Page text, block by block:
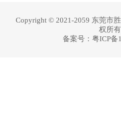
Copyright © 2021-2059 东莞市
权所有
备案号： 粤ICP备